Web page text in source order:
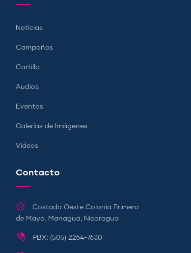
Noticias
Campañas
Cartilla
Audios
Eventos
Galerías de Imágenes
Videos
Contacto
Costado Oeste Colonia Primero
de Mayo. Managua, Nicaragua
PBX: (505) 2264-7630